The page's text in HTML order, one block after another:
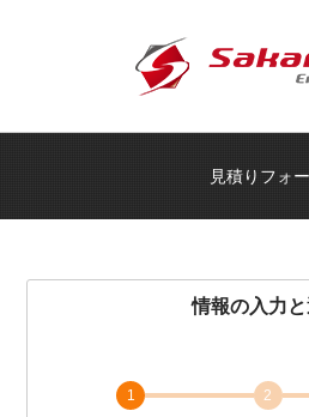
見積りフォ
情報の入力
1
2